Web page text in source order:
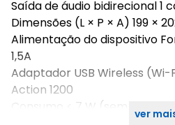
Saída de áudio bidirecional 1
Dimensões (L × P × A) 199 ×
Alimentação do dispositivo
1,5A
Adaptador USB Wireless (Wi-
Action 1200
Consumo < 7 W (sem disco
ver